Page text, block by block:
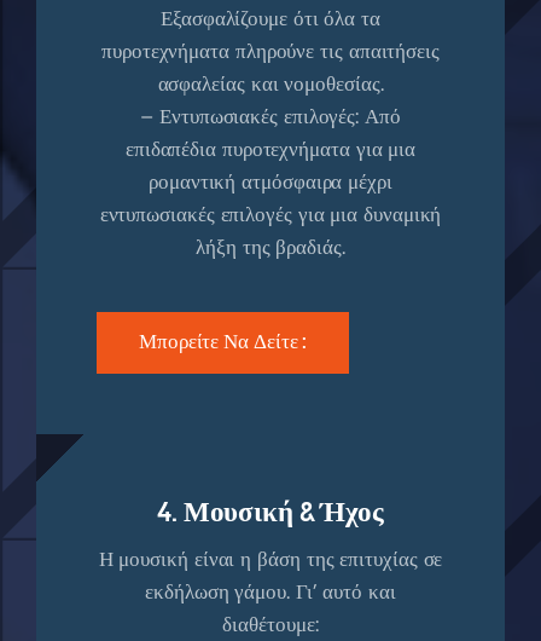
Εξασφαλίζουμε ότι όλα τα
πυροτεχνήματα πληρούνε τις απαιτήσεις
ασφαλείας και νομοθεσίας.
– Εντυπωσιακές επιλογές: Από
επιδαπέδια πυροτεχνήματα για μια
ρομαντική ατμόσφαιρα μέχρι
εντυπωσιακές επιλογές για μια δυναμική
λήξη της βραδιάς.
Μπορείτε Να Δείτε :
4. Μουσική & Ήχος
Η μουσική είναι η βάση της επιτυχίας σε
εκδήλωση γάμου. Γι’ αυτό και
διαθέτουμε: